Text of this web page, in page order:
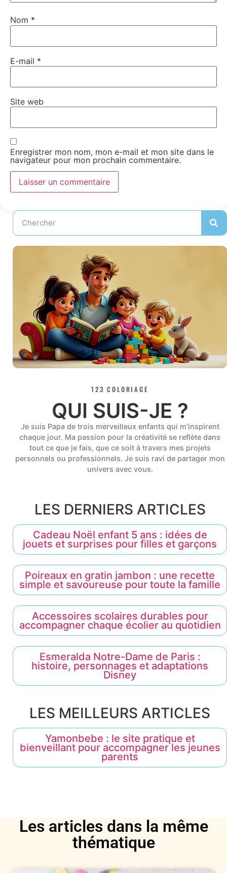
Nom *
E-mail *
Site web
Enregistrer mon nom, mon e-mail et mon site dans le
navigateur pour mon prochain commentaire.
123 COLORIAGE
QUI SUIS-JE ?
Je suis Papa de trois merveilleux enfants qui m’inspirent
chaque jour. Ma passion pour la créativité se reflète dans
tout ce que je fais, que ce soit à travers mes projets
personnels ou professionnels. Je suis ravi de partager mon
univers avec vous.
LES DERNIERS ARTICLES
Cadeau Noël enfant 5 ans : idées de
jouets et surprises pour filles et garçons
Poireaux en gratin jambon : une recette
simple et savoureuse pour toute la famille
Accessoires scolaires durables pour
accompagner chaque écolier au quotidien
Esmeralda Notre-Dame de Paris :
histoire, personnages et adaptations
Disney
LES MEILLEURS ARTICLES
Yamonbebe : le site pratique et
bienveillant pour accompagner les jeunes
parents
Les articles dans la même
thématique